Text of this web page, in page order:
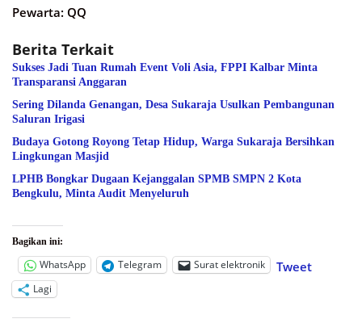
Pewarta: QQ
Berita Terkait
Sukses Jadi Tuan Rumah Event Voli Asia, FPPI Kalbar Minta
Transparansi Anggaran
Sering Dilanda Genangan, Desa Sukaraja Usulkan Pembangunan
Saluran Irigasi
Budaya Gotong Royong Tetap Hidup, Warga Sukaraja Bersihkan
Lingkungan Masjid
LPHB Bongkar Dugaan Kejanggalan SPMB SMPN 2 Kota
Bengkulu, Minta Audit Menyeluruh
Bagikan ini:
WhatsApp Telegram Surat elektronik Tweet
Lagi